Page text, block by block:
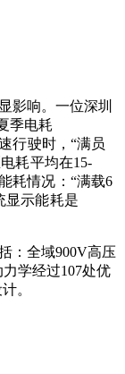
影响。一位深圳
季电耗
行驶时，“满员
耗平均在15-
耗情况：“满载6
显示能耗是
：全域900V高压
学经过107处优
。